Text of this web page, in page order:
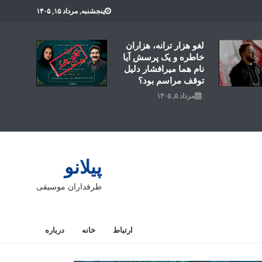
پنجشنبه, مرداد ۱۵, ۱۴۰۵
لغو هزار ترانه، هزاران
خاطره و یک پرسش آیا
نام هما میرافشار دلیل
توقف مراسم بود؟
مرداد ۵, ۱۴۰۵
پیلانو
طرفداران موسیقی
ارتباط خانه درباره